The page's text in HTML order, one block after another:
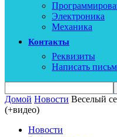
Электроника
Механика
Контакты
Реквизиты
Написать
Домой Новости Веселый
(+видео)
Новости